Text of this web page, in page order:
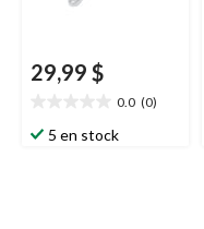
29,99 $
0.0 (0)
étoile(s)
5 en stock